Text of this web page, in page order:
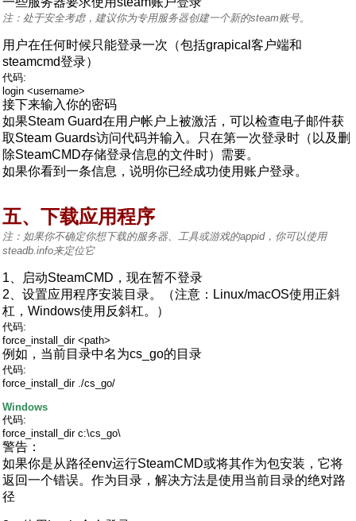
注：处于安全考虑，建议你为专用服务器创建一个新的steam账号。
用户在任何时候只能登录一次（包括grapical客户端和
steamcmd登录）
代码:
login <username>
接下来输入你的密码
如果Steam Guard在用户帐户上被激活，可以检查电子邮件获
取Steam Guards访问代码并输入。只在第一次登录时（以及删
除SteamCMD存储登录信息的文件时）需要。
如果你看到一条信息，说明你已经成功使用账户登录。
五、下载应用程序
注：如果你不确定你想下载的服务器、工具或游戏的appid，你可以使用
steadb.info来定位它
1、启动SteamCMD，现在暂不登录
2、设置应用程序安装目录。（注意：Linux/macOS使用正斜
杠，Windows使用反斜杠。）
代码:
force_install_dir <path>
例如，当前目录中名为cs_go的目录
代码:
force_install_dir ./cs_go/
Windows
代码:
force_install_dir c:\cs_go\
警告：
如果你是从路径env运行SteamCMD或将其作为包安装，它将
返回一个错误。作为目录，解决方法是使用当前目录的绝对路
径